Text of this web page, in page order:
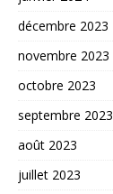
décembre 2023
novembre 2023
octobre 2023
septembre 2023
août 2023
juillet 2023